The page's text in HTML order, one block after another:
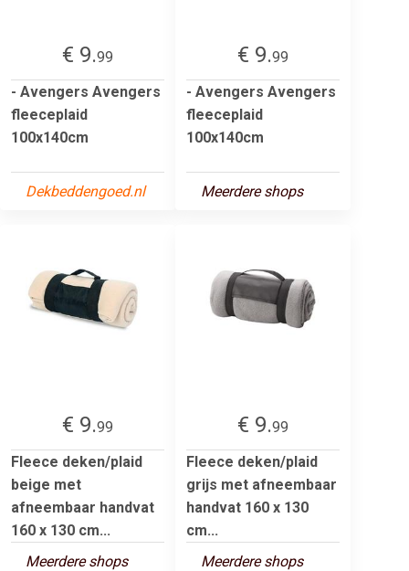
€ 9.99
- Avengers Avengers
fleeceplaid
100x140cm
Dekbeddengoed.nl
€ 9.99
- Avengers Avengers
fleeceplaid
100x140cm
Meerdere shops
€ 9.99
Fleece deken/plaid
beige met
afneembaar handvat
160 x 130 cm...
Meerdere shops
€ 9.99
Fleece deken/plaid
grijs met afneembaar
handvat 160 x 130
cm...
Meerdere shops